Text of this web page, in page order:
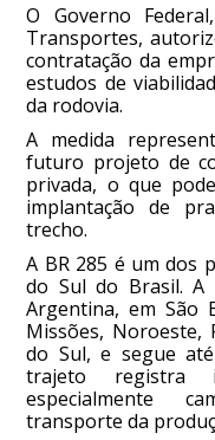
O Governo
Transportes,
contratação da
estudos de
da rodovia.
A medida
futuro projeto de
privada, o que
implantação de
trecho.
A BR 285 é um dos
do Sul do Brasil.
Argentina, em São
Missões, Noroeste,
do Sul, e segue
trajeto registra
especialmente
transporte da